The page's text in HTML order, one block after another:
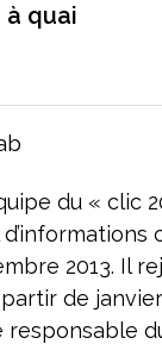
quai
du « clic
2013. Il
de
responsable